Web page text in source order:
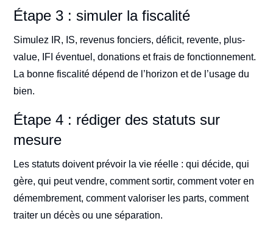
Étape 3 : simuler la fiscalité
Simulez IR, IS, revenus fonciers, déficit, revente, plus-
value, IFI éventuel, donations et frais de fonctionnement.
La bonne fiscalité dépend de l’horizon et de l’usage du
bien.
Étape 4 : rédiger des statuts sur
mesure
Les statuts doivent prévoir la vie réelle : qui décide, qui
gère, qui peut vendre, comment sortir, comment voter en
démembrement, comment valoriser les parts, comment
traiter un décès ou une séparation.